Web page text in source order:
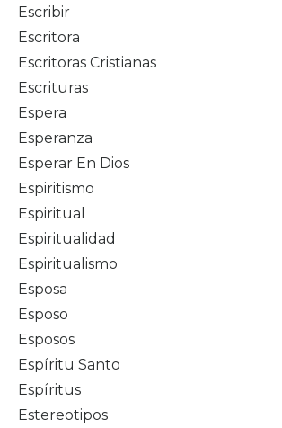
Escribir
Escritora
Escritoras Cristianas
Escrituras
Espera
Esperanza
Esperar En Dios
Espiritismo
Espiritual
Espiritualidad
Espiritualismo
Esposa
Esposo
Esposos
Espíritu Santo
Espíritus
Estereotipos